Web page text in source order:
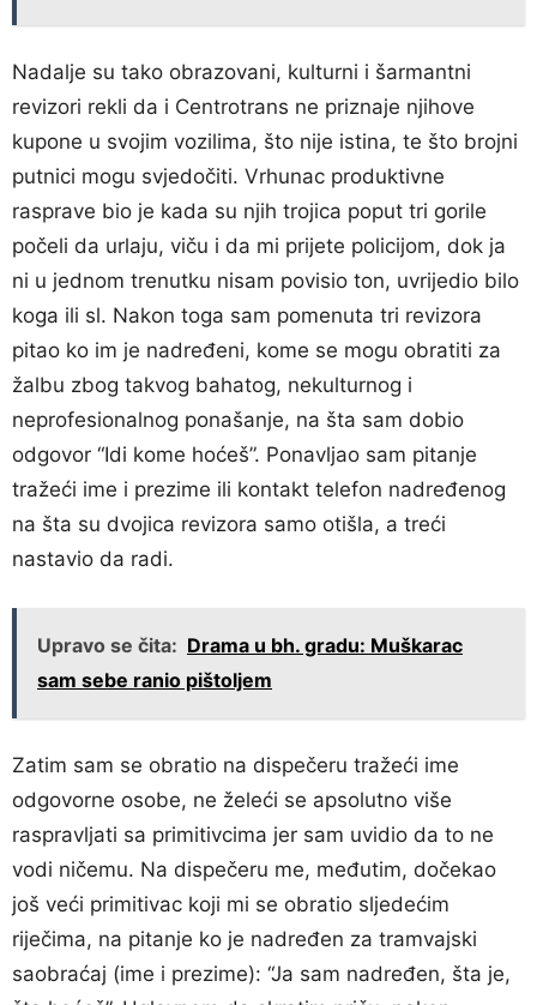
Nadalje su tako obrazovani, kulturni i šarmantni
revizori rekli da i Centrotrans ne priznaje njihove
kupone u svojim vozilima, što nije istina, te što brojni
putnici mogu svjedočiti. Vrhunac produktivne
rasprave bio je kada su njih trojica poput tri gorile
počeli da urlaju, viču i da mi prijete policijom, dok ja
ni u jednom trenutku nisam povisio ton, uvrijedio bilo
koga ili sl. Nakon toga sam pomenuta tri revizora
pitao ko im je nadređeni, kome se mogu obratiti za
žalbu zbog takvog bahatog, nekulturnog i
neprofesionalnog ponašanje, na šta sam dobio
odgovor “Idi kome hoćeš”. Ponavljao sam pitanje
tražeći ime i prezime ili kontakt telefon nadređenog
na šta su dvojica revizora samo otišla, a treći
nastavio da radi.
Upravo se čita: Drama u bh. gradu: Muškarac
sam sebe ranio pištoljem
Zatim sam se obratio na dispečeru tražeći ime
odgovorne osobe, ne želeći se apsolutno više
raspravljati sa primitivcima jer sam uvidio da to ne
vodi ničemu. Na dispečeru me, međutim, dočekao
još veći primitivac koji mi se obratio sljedećim
riječima, na pitanje ko je nadređen za tramvajski
saobraćaj (ime i prezime): “Ja sam nadređen, šta je,